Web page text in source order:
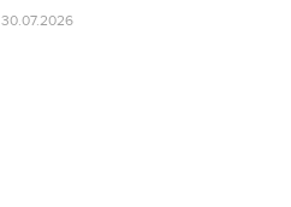
30.07.2026